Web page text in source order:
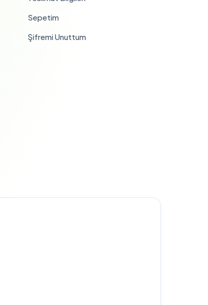
Sepetim
Şifremi Unuttum